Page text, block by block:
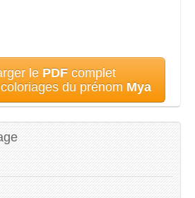
le PDF complet
du prénom Mya